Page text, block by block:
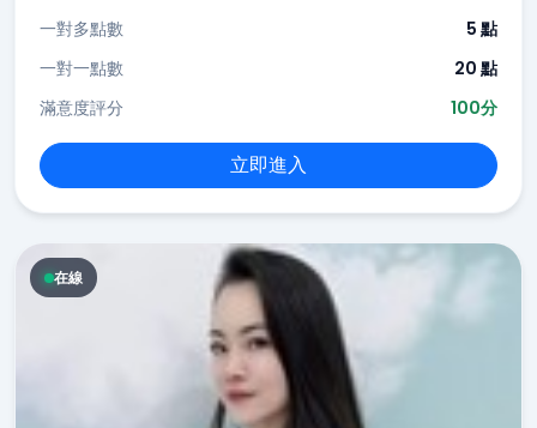
一對多點數
5 點
一對一點數
20 點
滿意度評分
100分
立即進入
在線